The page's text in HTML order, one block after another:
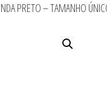
PRETO – TAMANHO